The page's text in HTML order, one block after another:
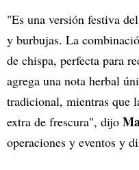
"Es una versión festiva
y burbujas. La
de chispa, perfecta para
agrega una nota herbal
tradicional, mientras que
extra de frescura", dijo
operaciones y eventos y